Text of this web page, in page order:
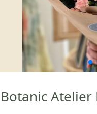
Atelier